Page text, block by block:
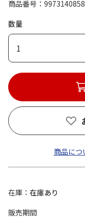
商品番号
9973140858
数量
1
商品につ
在庫
在庫あり
販売期間